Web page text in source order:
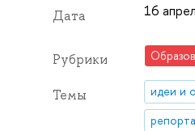
Дата 16
Рубрики
Темы идеи и